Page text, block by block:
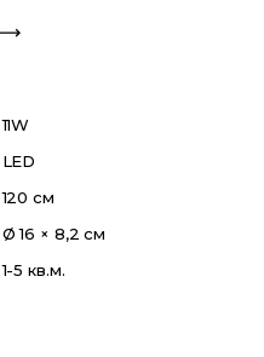
11W
LED
120 см
Ø 16 × 8,2 см
1-5 кв.м.